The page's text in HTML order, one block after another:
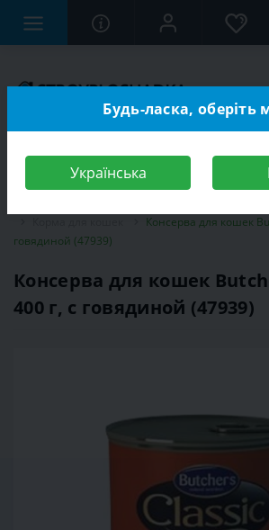
Консерва для кошек
говядиной (47939)
Консерва для кошек
400 г, с говядиной (47939)
Будь-ласка, оберіть
Українська